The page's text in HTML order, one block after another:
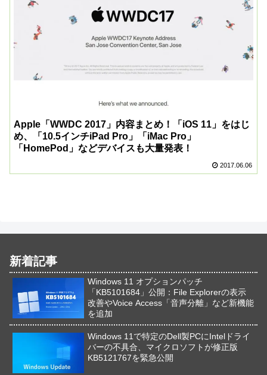
Apple「WWDC 2017」内容まとめ！「iOS 11」をはじ
め、「10.5インチiPad Pro」「iMac Pro」
「HomePod」などデバイスも大量発表！
2017.06.06
新着記事
Windows 11 オプションパッチ
「KB5101684」公開：File Explorerの表示
改善やVoice Access「音声分離」など新機能
を追加
Windows 11で特定のDell製PCにIntelドライ
バーの不具合、マイクロソフトが修正版
KB5121767を緊急公開